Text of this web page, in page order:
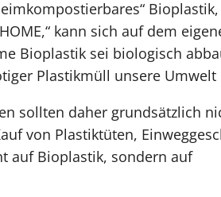
Bioplastik,
kann sich auf dem
Bioplastik sei biologisch
Plastikmüll unsere Umwelt
sollten daher grundsätzlich
von Plastiktüten,
auf Bioplastik, sondern auf